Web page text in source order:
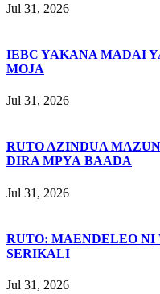
Jul 31, 2026
IEBC YAKANA MADAI
MOJA
Jul 31, 2026
RUTO AZINDUA
DIRA MPYA BAADA
Jul 31, 2026
RUTO: MAENDELEO NI
SERIKALI
Jul 31, 2026